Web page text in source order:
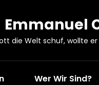
Emmanuel
die Welt schuf, wollte
Wer Wir Sind?